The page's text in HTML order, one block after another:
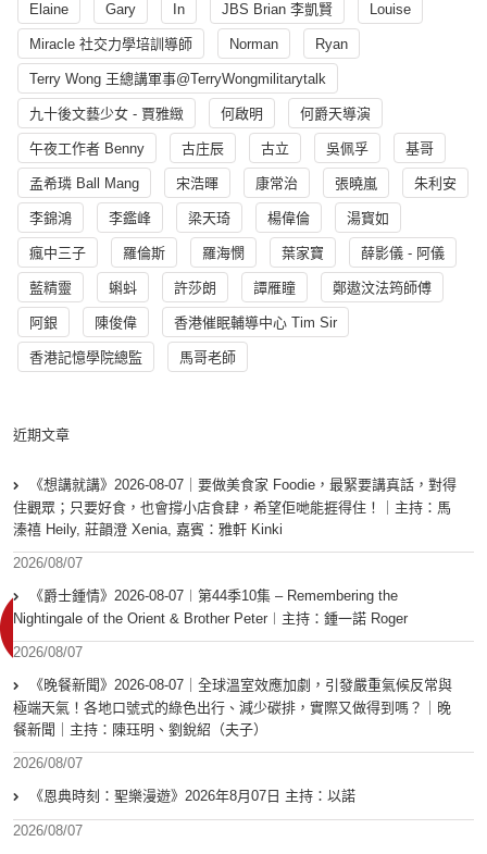
Elaine Gary In JBS Brian 李凱賢 Louise
Miracle 社交力學培訓導師 Norman Ryan
Terry Wong 王總講軍事@TerryWongmilitarytalk
九十後文藝少女 - 賈雅緻 何啟明 何爵天導演
午夜工作者 Benny 古庄辰 古立 吳佩孚 基哥
孟希璘 Ball Mang 宋浩暉 康常治 張曉嵐 朱利安
李錦鴻 李鑑峰 梁天琦 楊偉倫 湯寳如
瘋中三子 羅倫斯 羅海憫 葉家寶 薛影儀 - 阿儀
藍精靈 蝌蚪 許莎朗 譚雁瞳 鄭遨汶法筠師傅
阿銀 陳俊偉 香港催眠輔導中心 Tim Sir
香港記憶學院總監 馬哥老師
近期文章
《想講就講》2026-08-07｜要做美食家 Foodie，最緊要講真話，對得
住觀眾；只要好食，也會撐小店食肆，希望佢哋能捱得住！｜主持：馬
溱禧 Heily, 莊韻澄 Xenia, 嘉賓：雅軒 Kinki
2026/08/07
《爵士鍾情》2026-08-07︱第44季10集 – Remembering the
Nightingale of the Orient & Brother Peter︱主持：鍾一諾 Roger
2026/08/07
《晚餐新聞》2026-08-07｜全球溫室效應加劇，引發嚴重氣候反常與
極端天氣！各地口號式的綠色出行、減少碳排，實際又做得到嗎？｜晚
餐新聞｜主持：陳珏明、劉銳紹（夫子）
2026/08/07
《恩典時刻：聖樂漫遊》2026年8月07日 主持：以諾
2026/08/07